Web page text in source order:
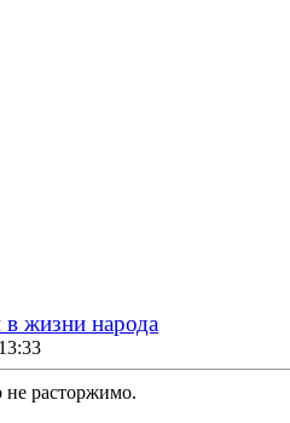
в жизни народа
расторжимо.